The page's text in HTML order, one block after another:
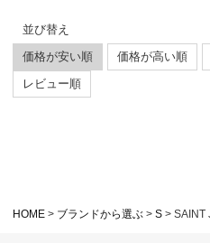
並び替え
価格が安い順
価格が高い順
レビュー順
HOME ブランドから選ぶ S SAINT